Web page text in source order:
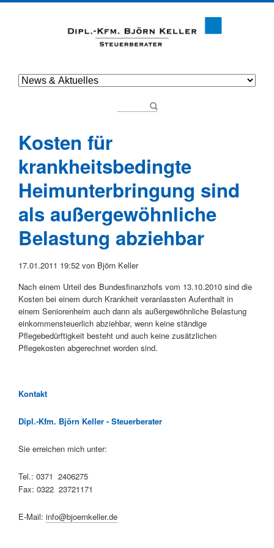
Kosten für
krankheitsbedingte
Heimunterbringung sind
als außergewöhnliche
Belastung abziehbar
17.01.2011 19:52von Björn Keller
Nach einem Urteil des Bundesfinanzhofs vom 13.10.2010 sind die
Kosten bei einem durch Krankheit veranlassten Aufenthalt in
einem Seniorenheim auch dann als außergewöhnliche Belastung
einkommensteuerlich abziehbar, wenn keine ständige
Pflegebedürftigkeit besteht und auch keine zusätzlichen
Pflegekosten abgerechnet worden sind.
Kontakt
Dipl.-Kfm. Björn Keller - Steuerberater
Sie erreichen mich unter:
Tel.: 0371 2406275
Fax: 0322 23721171
E-Mail: info@bjoernkeller.de